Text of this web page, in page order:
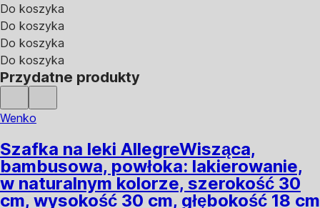
Do koszyka
Do koszyka
Do koszyka
Do koszyka
Przydatne produkty
Wenko
Szafka na leki AllegreWisząca,
bambusowa, powłoka: lakierowanie,
w naturalnym kolorze, szerokość 30
cm, wysokość 30 cm, głębokość 18 cm